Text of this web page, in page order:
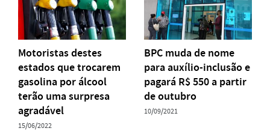
Motoristas destes
estados que trocarem
gasolina por álcool
terão uma surpresa
agradável
15/06/2022
BPC muda de nome
para auxílio-inclusão e
pagará R$ 550 a partir
de outubro
10/09/2021